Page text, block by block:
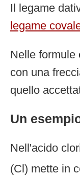
Il legame
legame
Nelle formule
con una
quello
Un
Nell'acido
(Cl) mette in